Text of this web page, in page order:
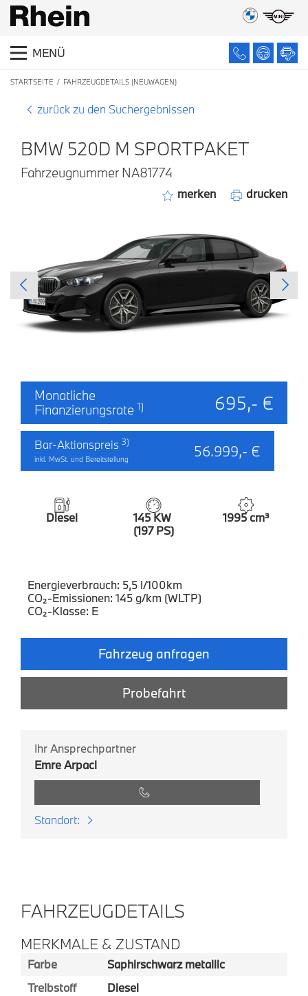
MENÜ
STARTSEITE FAHRZEUGDETAILS (NEUWAGEN)
zurück zu den Suchergebnissen
BMW 520D M SPORTPAKET
Fahrzeugnummer NA81774
merken drucken
Monatliche
Finanzierungsrate 1) 695,- €
Bar-Aktionspreis 3)
inkl. MwSt. und Bereitstellung 56.999,- €
Diesel
145 KW
(197 PS)
1995 cm³
Energieverbrauch: 5,5 l/100km
CO₂-Emissionen: 145 g/km (WLTP)
CO₂-Klasse: E
Fahrzeug anfragen
Probefahrt
Ihr Ansprechpartner
Emre Arpaci
Standort:
FAHRZEUGDETAILS
MERKMALE & ZUSTAND
Farbe
Saphirschwarz metallic
Treibstoff
Diesel